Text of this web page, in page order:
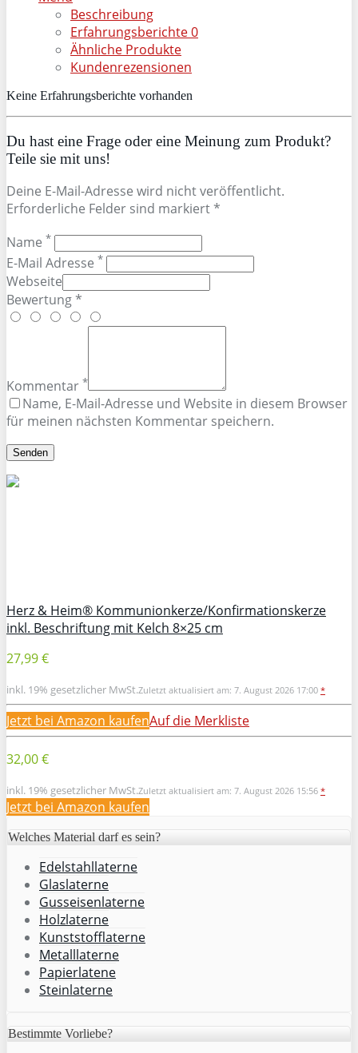
Beschreibung
Erfahrungsberichte0
Ähnliche Produkte
Kundenrezensionen
Keine Erfahrungsberichte vorhanden
Du hast eine Frage oder eine Meinung zum Produkt?
Teile sie mit uns!
Deine E-Mail-Adresse wird nicht veröffentlicht.
Erforderliche Felder sind markiert *
Name *
E-Mail Adresse *
Webseite
Bewertung *
Kommentar *
Name, E-Mail-Adresse und Website in diesem Browser
für meinen nächsten Kommentar speichern.
Herz & Heim® Kommunionkerze/Konfirmationskerze
inkl. Beschriftung mit Kelch 8×25 cm
27,99 €
inkl. 19% gesetzlicher MwSt.Zuletzt aktualisiert am: 7. August 2026 17:00 *
Jetzt bei Amazon kaufenAuf die Merkliste
32,00 €
inkl. 19% gesetzlicher MwSt.Zuletzt aktualisiert am: 7. August 2026 15:56 *
Jetzt bei Amazon kaufen
Welches Material darf es sein?
Edelstahllaterne
Glaslaterne
Gusseisenlaterne
Holzlaterne
Kunststofflaterne
Metalllaterne
Papierlatene
Steinlaterne
Bestimmte Vorliebe?